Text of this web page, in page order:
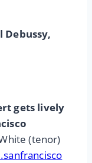
Debussy,
gets lively
(tenor)